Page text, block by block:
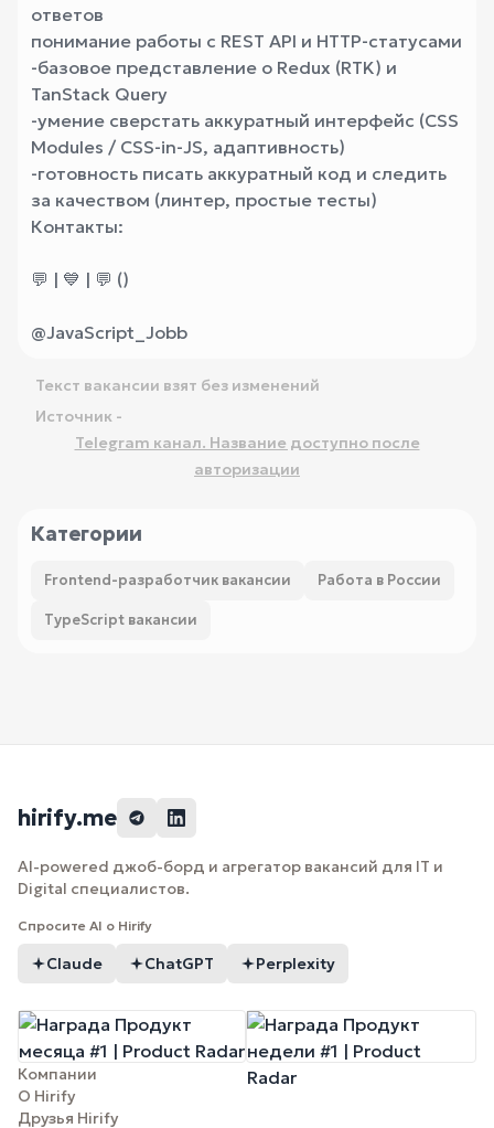
ответов
понимание работы с REST API и HTTP-статусами
-базовое представление о Redux (RTK) и
TanStack Query
-умение сверстать аккуратный интерфейс (CSS
Modules / CSS-in-JS, адаптивность)
-готовность писать аккуратный код и следить
за качеством (линтер, простые тесты)
Контакты:
💬 | 💙 | 💬 ()
@JavaScript_Jobb
Текст вакансии взят без изменений
Источник -
Telegram канал. Название доступно после
авторизации
Категории
Frontend-разработчик вакансии Работа в России
TypeScript вакансии
hirify.me
AI-powered джоб-борд и агрегатор вакансий для IT и
Digital специалистов.
Спросите AI о Hirify
Claude ChatGPT Perplexity
Компании
О Hirify
Друзья Hirify